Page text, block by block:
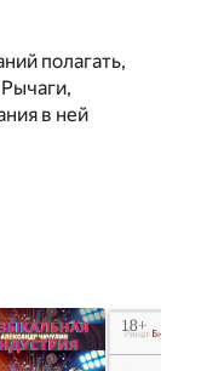
полагать,
в ней